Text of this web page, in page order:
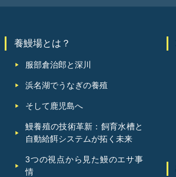
養鰻場とは？
服部倉治郎と深川
浜名湖でうなぎの養殖
そして鹿児島へ
鰻養殖の技術革新：飼育水槽と
自動給餌システムが拓く未来
3つの視点から見た鰻のエサ事
情